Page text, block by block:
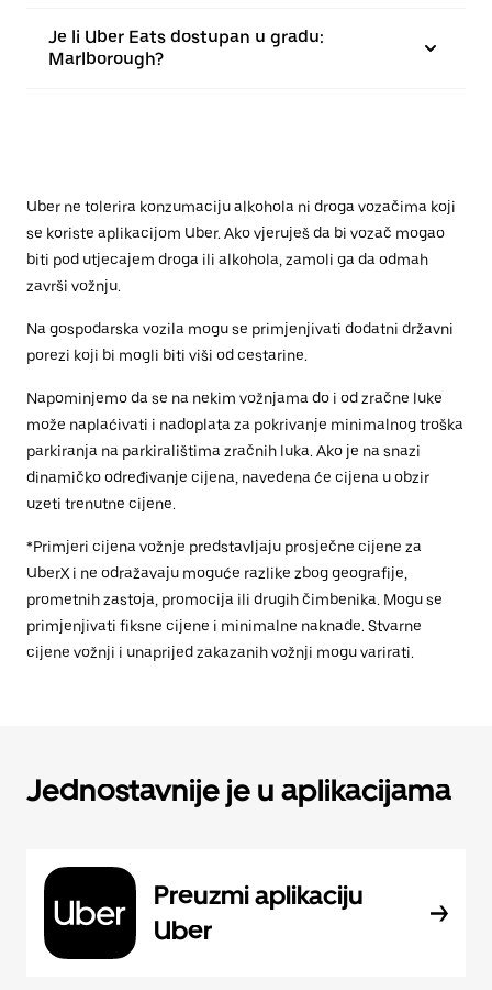
Je li Uber Eats dostupan u gradu:
Marlborough?
Uber ne tolerira konzumaciju alkohola ni droga vozačima koji
se koriste aplikacijom Uber. Ako vjeruješ da bi vozač mogao
biti pod utjecajem droga ili alkohola, zamoli ga da odmah
završi vožnju.
Na gospodarska vozila mogu se primjenjivati dodatni državni
porezi koji bi mogli biti viši od cestarine.
Napominjemo da se na nekim vožnjama do i od zračne luke
može naplaćivati i nadoplata za pokrivanje minimalnog troška
parkiranja na parkiralištima zračnih luka. Ako je na snazi
dinamičko određivanje cijena, navedena će cijena u obzir
uzeti trenutne cijene.
*Primjeri cijena vožnje predstavljaju prosječne cijene za
UberX i ne odražavaju moguće razlike zbog geografije,
prometnih zastoja, promocija ili drugih čimbenika. Mogu se
primjenjivati fiksne cijene i minimalne naknade. Stvarne
cijene vožnji i unaprijed zakazanih vožnji mogu varirati.
Jednostavnije je u aplikacijama
Preuzmi aplikaciju
Uber